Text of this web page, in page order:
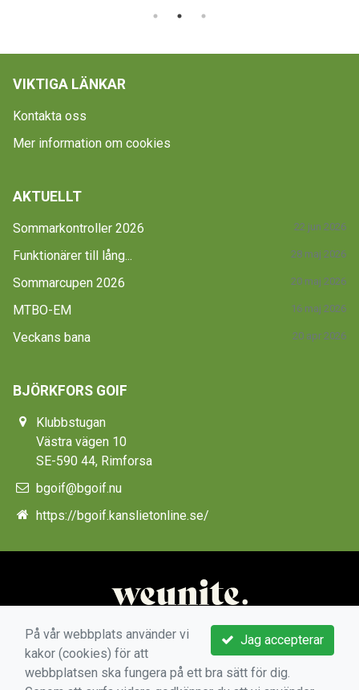
VIKTIGA LÄNKAR
Kontakta oss
Mer information om cookies
AKTUELLT
Sommarkontroller 2026 22 jun 2026
Funktionärer till lång... 28 maj 2026
Sommarcupen 2026 20 maj 2026
MTBO-EM 16 maj 2026
Veckans bana 20 apr 2026
BJÖRKFORS GOIF
Klubbstugan
Västra vägen 10
SE-590 44, Rimforsa
bgoif@bgoif.nu
https://bgoif.kanslietonline.se/
Jag accepterar
På vår webbplats använder vi
kakor (cookies) för att
webbplatsen ska fungera på ett bra sätt för dig.